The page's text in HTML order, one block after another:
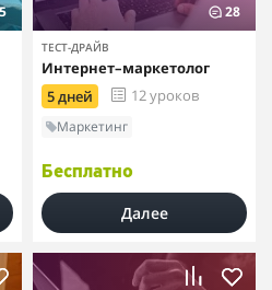
28
ТЕСТ-ДРАЙВ
Интернет–маркетолог
5 дней
12 уроков
Маркетинг
Бесплатно
Далее